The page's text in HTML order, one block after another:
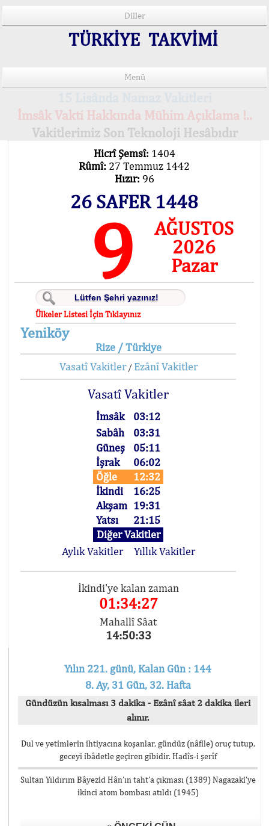
Diller
TÜRKİYE TAKVİMİ
Menü
İmsâk Vakti Hakkında Mühim Açıklama !..
Vakitlerimiz Son Teknoloji Hesâbıdır
Hicrî Şemsî: 1404
Rûmî: 27 Temmuz 1442
Hızır: 96
26 SAFER 1448
9
AĞUSTOS
2026
Pazar
Ülkeler Listesi İçin Tıklayınız
Yeniköy
Rize / Türkiye
Vasatî Vakitler/ Ezânî Vakitler
Vasatî Vakitler
İmsâk
03:12
Sabâh
03:31
Güneş
05:11
İşrak
06:02
Öğle
12:32
İkindi
16:25
Akşam 19:31
Yatsı
21:15
Diğer Vakitler
Aylık Vakitler
Yıllık Vakitler
İkindi'ye kalan zaman
01:34:27
Mahallî Sâat
14:50:33
Yılın 221. günü, Kalan Gün : 144
8. Ay, 31 Gün, 32. Hafta
Gündüzün kısalması 3 dakika - Ezânî sâat 2 dakika ileri
alınır.
Dul ve yetimlerin ihtiyacına koşanlar, gündüz (nâfile) oruç tutup,
geceyi ibâdetle geçiren gibidir. Hadîs-i şerîf
Sultan Yıldırım Bâyezid Hân’ın taht’a çıkması (1389) Nagazaki’ye
ikinci atom bombası atıldı (1945)